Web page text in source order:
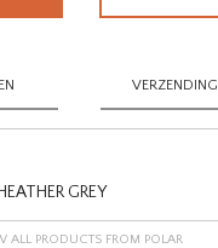
VERZENDING
GREY
ALL PRODUCTS FROM POLAR